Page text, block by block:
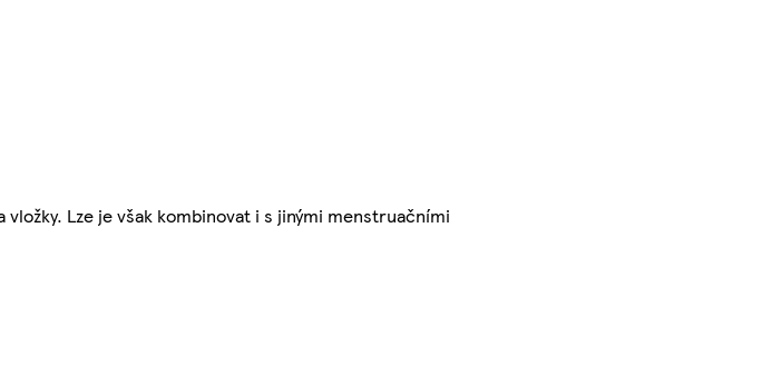
Lze je však kombinovat i s jinými menstruačními